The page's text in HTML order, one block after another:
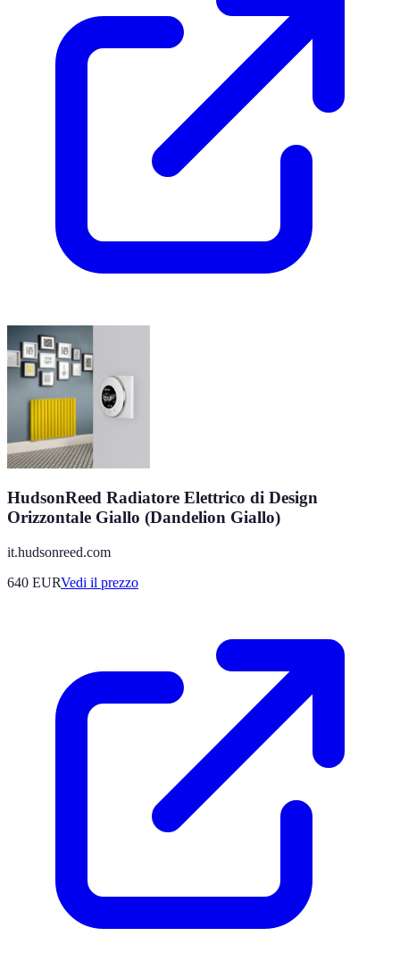
HudsonReed Radiatore Elettrico di Design
Orizzontale Giallo (Dandelion Giallo)
it.hudsonreed.com
640 EURVedi il prezzo